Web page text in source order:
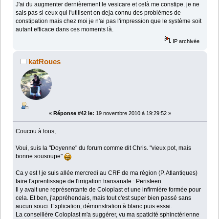
J'ai du augmenter dernièrement le vesicare et celà me constipe. je ne
sais pas si ceux qui l'utilisent on deja connu des problèmes de
constipation mais chez moi je n'ai pas l'impression que le système soit
autant efficace dans ces moments là.
IP archivée
katRoues
« Réponse #42 le: 19 novembre 2010 à 19:29:52 »
Coucou à tous,
Voui, suis la "Doyenne" du forum comme dit Chris. "vieux pot, mais
bonne sousoupe"
.
Ca y est ! je suis allée mercredi au CRF de ma région (P. Atlantiques)
faire l'aprentissage de l'irrigation transanale : Peristeen.
Il y avait une représentante de Coloplast et une infirmière formée pour
cela. Et ben, j'appréhendais, mais tout c'est super bien passé sans
aucun souci. Explication, démonstration à blanc puis essai.
La conseillère Coloplast m'a suggérer, vu ma spaticité sphinctérienne